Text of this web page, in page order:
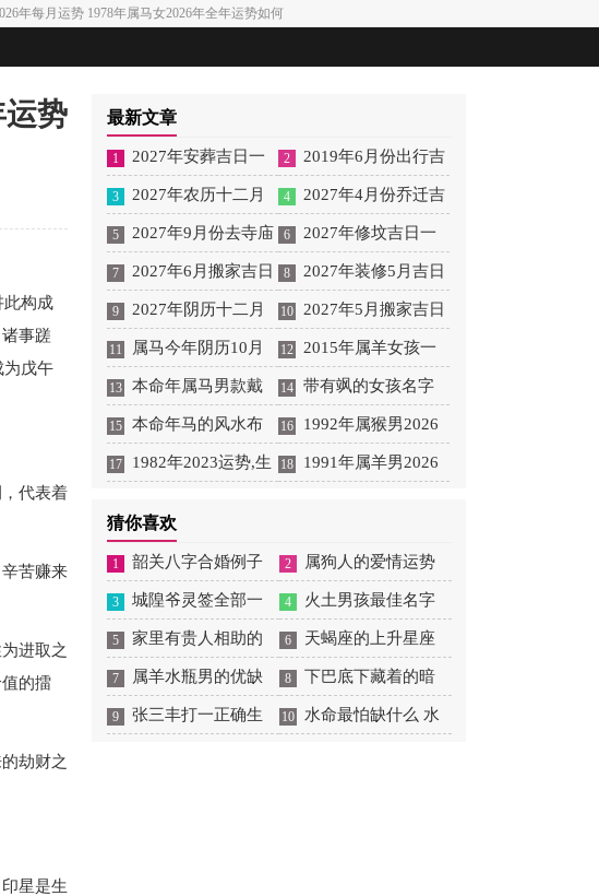
年每月运势 1978年属马女2026年全年运势如何
运势
此构成
事蹉
为戊午
代表着
苦赚来
进取之
的擂
劫财之
星是生
最新文章
1 2027年安葬吉日一
览表 2027年12月安葬吉
日一览表
2 2019年6月份出行吉
日 2027年6月出行吉日
一览表
3 2027年农历十二月
安床吉日 2027年正月安
床吉日吉时查询
4 2027年4月份乔迁吉
日一览表 2027年4月乔
迁吉日吉时查询
5 2027年9月份去寺庙
祈福的日子 2027年5月
去寺庙吉日一览表
6 2027年修坟吉日一
览表 2027年农历2月修
坟吉日一览表
7 2027年6月搬家吉日
吉时 2027年农历6月搬
家吉日一览表
8 2027年装修5月吉日
良辰查询表 2027年农历
5月装修吉日一览表
9 2027年阴历十二月
开光吉日 2027年12月开
光吉日一览表
10 2027年5月搬家吉日
的详细解释 2027年5月
搬家吉日吉时查询
11 属马今年阴历10月
结婚好吗 属马还有几年
本命年结婚呢好吗
12 2015年属羊女孩一
生运势 2015年属羊女
2026年健康运好吗
13 本命年属马男款戴
什么财神 本命年属马男
士戴什么好一点
14 带有飒的女孩名字
女孩取名字带飒字有什
么名字好听
15 本命年马的风水布
局 本命年马的佛像怎么
16 1992年属猴男2026
年桃花运 1992年属猴男
17 1982年2023运势,生 18 1991年属羊男2026
猜你喜欢
1 韶关八字合婚例子
多吗 韶关八字测风水
2 属狗人的爱情运势
是什么意思 属狗的人爱
情观
3 城隍爷灵签全部一
百签 城隍爷灵签解签大
全
4 火土男孩最佳名字
火土属性的字男孩名字
有哪些
5 家里有贵人相助的
风水 家里有贵人是什么
意思
6 天蝎座的上升星座
一览表 天蝎座的上升星
座查询
7 属羊水瓶男的优缺
点 属羊水瓶座男生性格
8 下巴底下藏着的暗
痣图解 下巴尖底下有痣
9 张三丰打一正确生 10 水命最怕缺什么 水